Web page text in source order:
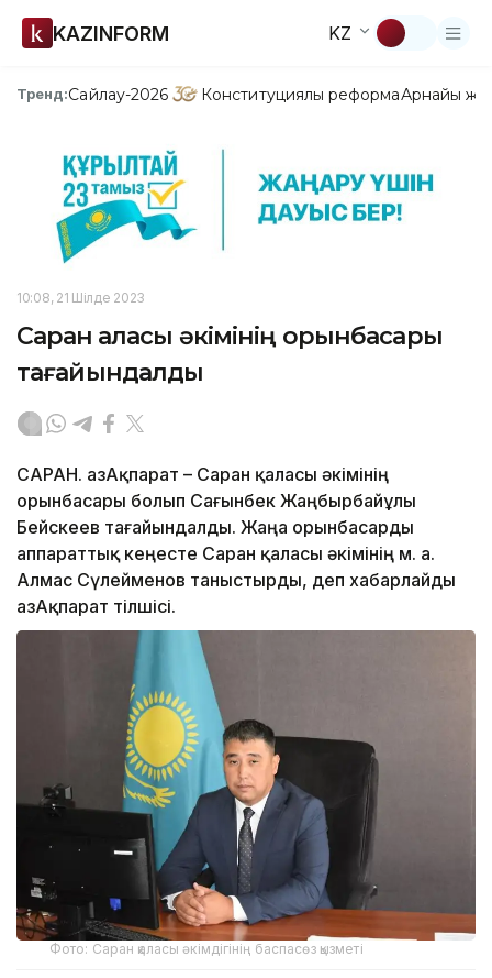
KAZINFORM KZ
Тренд:Сайлау-2026 Конституциялық реформаАрнайы
10:08, 21 Шілде 2023
Саран қаласы әкімінің орынбасары
тағайындалды
САРАН. ҚазАқпарат – Саран қаласы әкімінің
орынбасары болып Сағынбек Жаңбырбайұлы
Бейскеев тағайындалды. Жаңа орынбасарды
аппараттық кеңесте Саран қаласы әкімінің м. а.
Алмас Сүлейменов таныстырды, деп хабарлайды
ҚазАқпарат тілшісі.
Фото: Саран қаласы әкімдігінің баспасөз қызметі